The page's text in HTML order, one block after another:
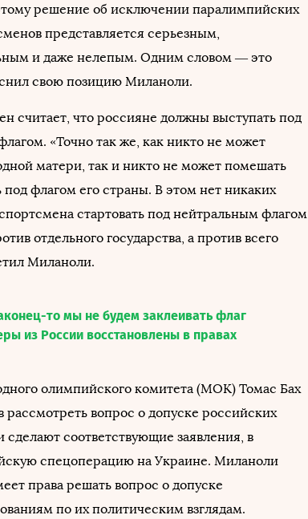
решение об исключении паралимпийских
представляется серьезным,
и даже нелепым. Одним словом — это
свою позицию Миланоли.
считает, что россияне должны выступать под
«Точно так же, как никто не может
матери, так и никто не может помешать
флагом его страны. В этом нет никаких
стартовать под нейтральным флагом
отдельного государства, а против всего
Миланоли.
то мы не будем заклеивать флаг
из России восстановлены в правах
олимпийского комитета (МОК) Томас Бах
рассмотреть вопрос о допуске российских
соответствующие заявления, в
спецоперацию на Украине. Миланоли
права решать вопрос о допуске
по их политическим взглядам.